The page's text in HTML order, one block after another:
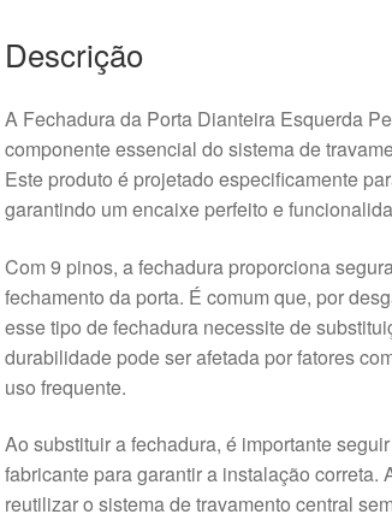
Descrição
A Fechadura da Porta Dianteira Esquerda
componente essencial do sistema de
Este produto é projetado especificamente
garantindo um encaixe perfeito e
Com 9 pinos, a fechadura proporciona
fechamento da porta. É comum que, por
esse tipo de fechadura necessite de
durabilidade pode ser afetada por fatores
uso frequente.
Ao substituir a fechadura, é importante
fabricante para garantir a instalação correta.
reutilizar o sistema de travamento central